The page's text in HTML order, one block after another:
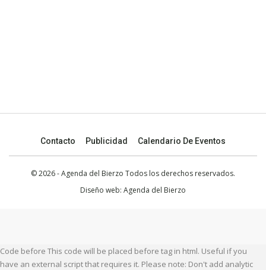
Contacto Publicidad Calendario De Eventos
© 2026 - Agenda del Bierzo Todos los derechos reservados.
Diseño web: Agenda del Bierzo
Code before This code will be placed before tag in html. Useful if you
have an external script that requires it. Please note: Don't add analytic